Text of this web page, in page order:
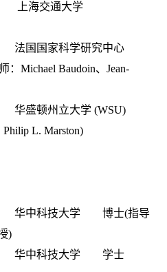
上海交通大学
国家科学研究中心
Michael Baudoin、Jean-
盛顿州立大学 (WSU)
L. Marston)
中科技大学 博士(指导
)
中科技大学 学士